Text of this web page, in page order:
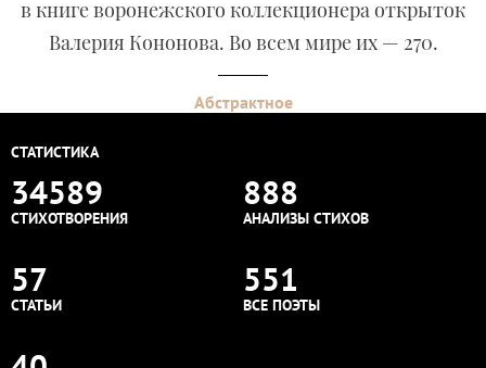
в книге воронежского коллекционера открыток
Валерия Кононова. Во всем мире их — 270.
Абстрактное
СТАТИСТИКА
34589
СТИХОТВОРЕНИЯ
888
АНАЛИЗЫ СТИХОВ
57
СТАТЬИ
551
ВСЕ ПОЭТЫ